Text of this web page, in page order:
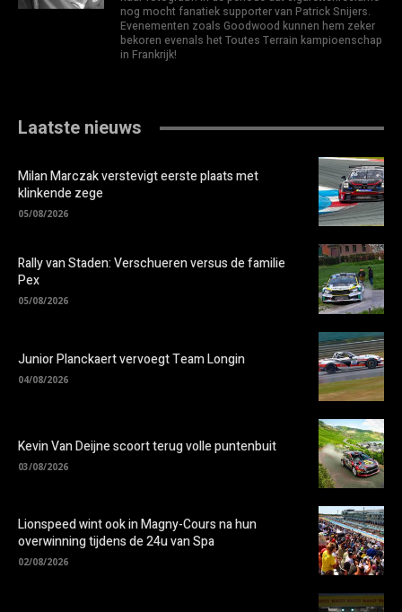
nog mocht fanatiek supporter van Patrick Snijers.
Evenementen zoals Goodwood kunnen hem zeker
bekoren evenals het Toutes Terrain kampioenschap
in Frankrijk!
Laatste nieuws
Milan Marczak verstevigt eerste plaats met
klinkende zege
05/08/2026
Rally van Staden: Verschueren versus de familie
Pex
05/08/2026
Junior Planckaert vervoegt Team Longin
04/08/2026
Kevin Van Deijne scoort terug volle puntenbuit
03/08/2026
Lionspeed wint ook in Magny-Cours na hun
overwinning tijdens de 24u van Spa
02/08/2026